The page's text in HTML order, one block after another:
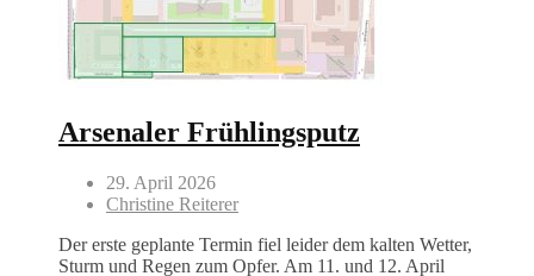
Arsenaler Frühlingsputz
29. April 2026
Christine Reiterer
Der erste geplante Termin fiel leider dem kalten Wetter,
Sturm und Regen zum Opfer. Am 11. und 12. April